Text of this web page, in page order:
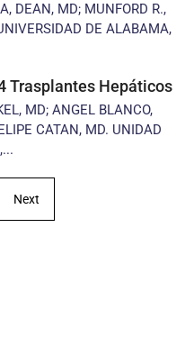
DEAN, MD; MUNFORD R.,
DE ALABAMA,
Trasplantes Hepáticos
MD; ANGEL BLANCO,
CATAN, MD. UNIDAD
Next